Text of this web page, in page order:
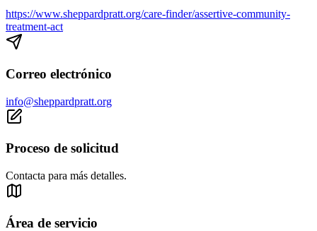
https://www.sheppardpratt.org/care-finder/assertive-community-
treatment-act
Correo electrónico
info@sheppardpratt.org
Proceso de solicitud
Contacta para más detalles.
Área de servicio